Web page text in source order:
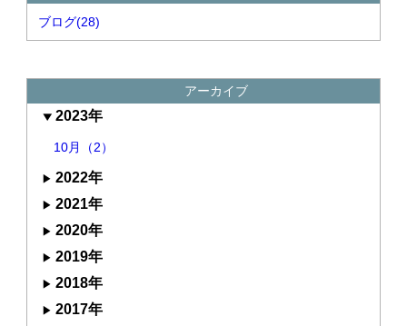
ブログ(28)
アーカイブ
2023年
10月（2）
2022年
2021年
2020年
2019年
2018年
2017年